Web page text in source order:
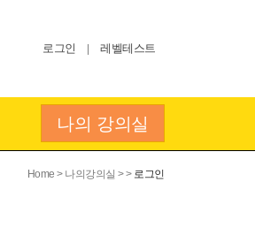
로그인 레벨테스트
나의 강의실
Home > 나의강의실 > > 로그인